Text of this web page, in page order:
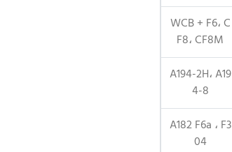
WCB + F6، C
F8، CF8M
A194-2H، A19
4-8
A182 F6a ، F3
04